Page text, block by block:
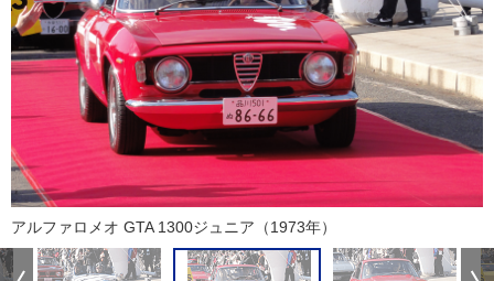
アルファロメオ GTA 1300ジュニア（1973年）